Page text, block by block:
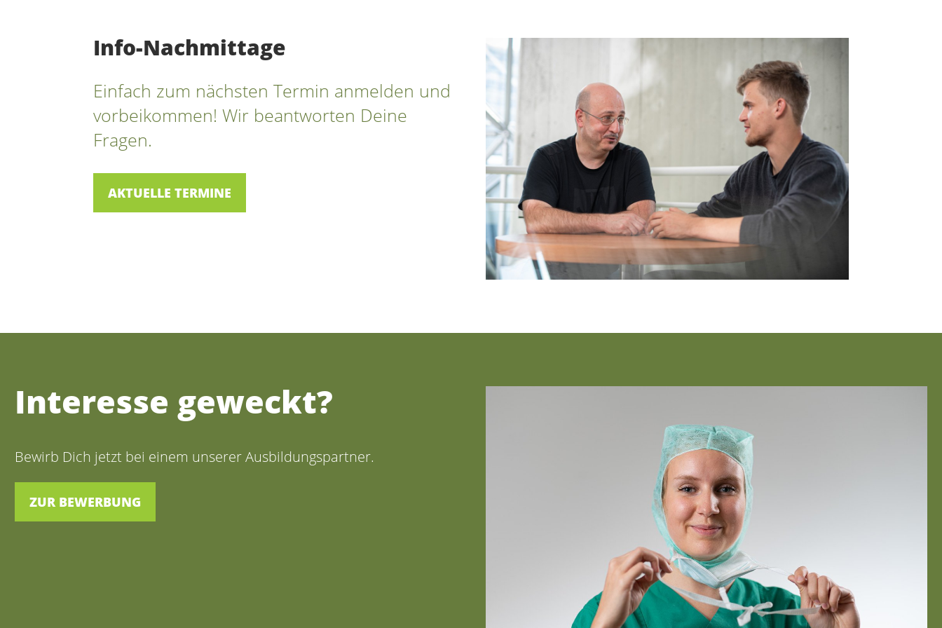
Info-Nachmittage
Einfach zum nächsten Termin anmelden und
vorbeikommen! Wir beantworten Deine
Fragen.
AKTUELLE TERMINE
Interesse geweckt?
Bewirb Dich jetzt bei einem unserer Ausbildungspartner.
ZUR BEWERBUNG